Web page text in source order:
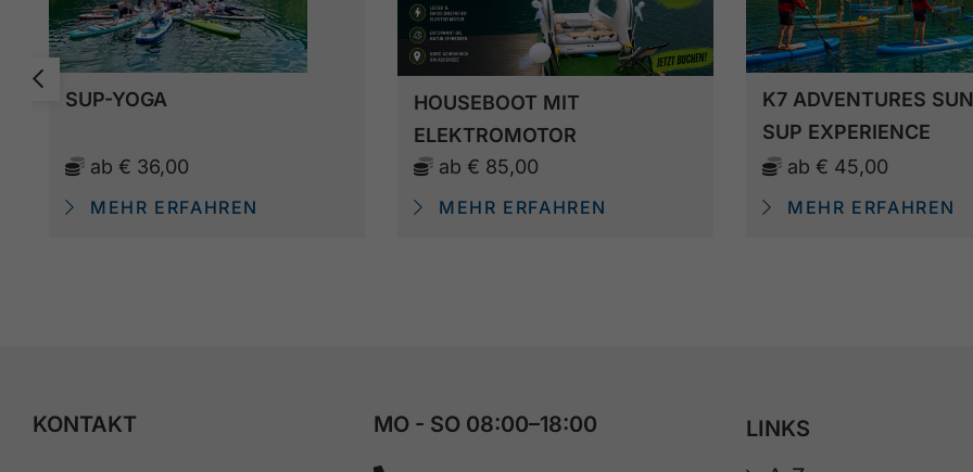
SUP-YOGA
ab € 36,00
MEHR ERFAHREN
HOUSEBOOT MIT
ELEKTROMOTOR
ab € 85,00
MEHR ERFAHREN
K7 ADVENTURES
SUP EXPERIENCE
ab € 45,00
MEHR ERFAHREN
KONTAKT MO - SO 08:00–18:00
LINKS